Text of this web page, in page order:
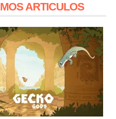
ARTICULOS